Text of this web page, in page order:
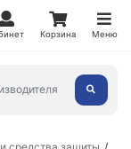
Корзина Меню